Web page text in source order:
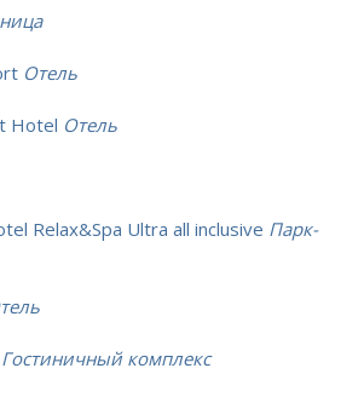
Отель
Hotel Отель
Relax&Spa Ultra all inclusive Парк-
Гостиничный комплекс